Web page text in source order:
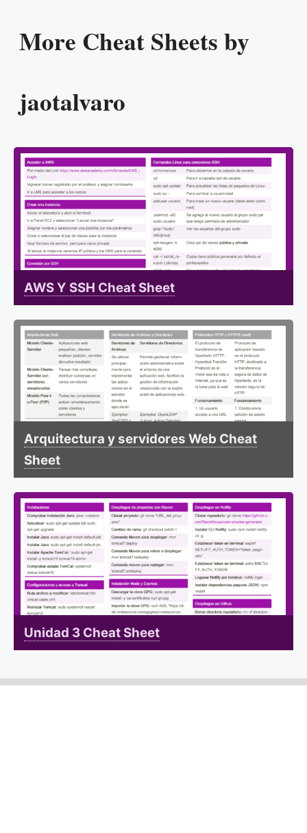
More Cheat Sheets by
jaotalvaro
AWS Y SSH Cheat Sheet
Arquitectura y servidores Web Cheat
Sheet
Unidad 3 Cheat Sheet